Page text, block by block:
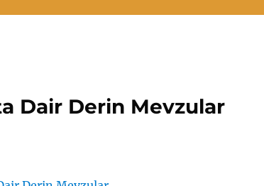
Dair Derin Mevzular